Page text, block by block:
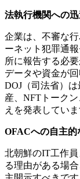
法執行機関への
企業は、不審な
ーネット犯罪通
所に報告する必
データや資金が
DOJ （司法省）
産、 NFT トーク
えを発表していま
OFACへの自主的
北朝鮮のIT工作
る理由がある場